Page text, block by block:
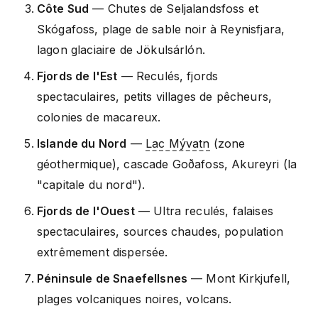
Côte Sud — Chutes de Seljalandsfoss et
Skógafoss, plage de sable noir à Reynisfjara,
lagon glaciaire de Jökulsárlón.
Fjords de l'Est — Reculés, fjords
spectaculaires, petits villages de pêcheurs,
colonies de macareux.
Islande du Nord — Lac Mývatn (zone
géothermique), cascade Goðafoss, Akureyri (la
"capitale du nord").
Fjords de l'Ouest— Ultra reculés, falaises
spectaculaires, sources chaudes, population
extrêmement dispersée.
Péninsule de Snaefellsnes — Mont Kirkjufell,
plages volcaniques noires, volcans.